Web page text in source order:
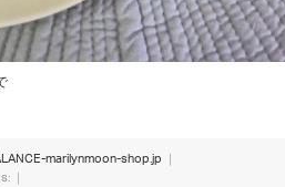
marilynmoon-shop.jp ｜
｜